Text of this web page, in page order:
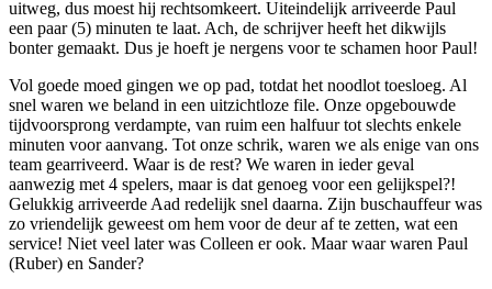
uitweg, dus moest hij rechtsomkeert. Uiteindelijk arriveerde Paul
een paar (5) minuten te laat. Ach, de schrijver heeft het dikwijls
bonter gemaakt. Dus je hoeft je nergens voor te schamen hoor Paul!
Vol goede moed gingen we op pad, totdat het noodlot toesloeg. Al
snel waren we beland in een uitzichtloze file. Onze opgebouwde
tijdvoorsprong verdampte, van ruim een halfuur tot slechts enkele
minuten voor aanvang. Tot onze schrik, waren we als enige van ons
team gearriveerd. Waar is de rest? We waren in ieder geval
aanwezig met 4 spelers, maar is dat genoeg voor een gelijkspel?!
Gelukkig arriveerde Aad redelijk snel daarna. Zijn buschauffeur was
zo vriendelijk geweest om hem voor de deur af te zetten, wat een
service! Niet veel later was Colleen er ook. Maar waar waren Paul
(Ruber) en Sander?